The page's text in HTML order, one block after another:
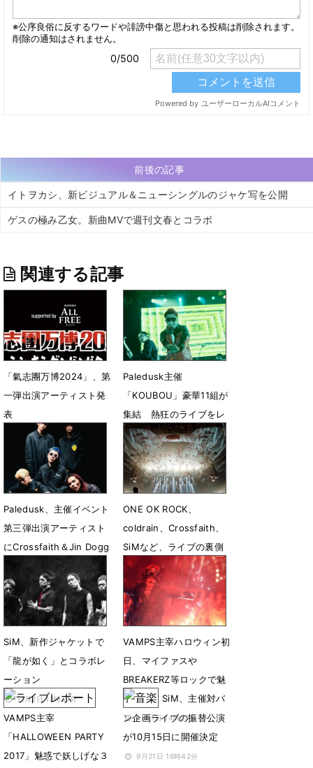
前後の記事
イトヲカシ、新ビジュアル＆ニューシングルのジャケ写を公開
ゲスの極み乙女。新曲MVで週刊文春とコラボ
関連する記事
「氣志團万博2024」、第
一弾出演アーティスト発
表
7月13日 07時00分
Paledusk主催
「KOUBOU」豪華11組が
集結 熱狂のライブをレ
ポート
11月7日 06時00分
Paledusk、主催イベント
第三弾出演アーティスト
にCrossfaith＆Jin Dogg
ONE OK ROCK、
coldrain、Crossfaith、
SiMなど、ライブの裏側
迫る写真集発売
6月19日 08時11分
SiM、新作ジャケットで
「龍が如く」とコラボレ
ーション
11月2日 12時31分
VAMPS主宰ハロウィン初
日、マイファスや
BREAKERZ等ロックで魅
了
11月1日 14時37分
VAMPS主宰
「HALLOWEEN PARTY
2017」魅惑で妖しげな３
SiM、主催対バ
ン企画ライブの振替公演
が10月15日に開催決定
9月21日 16時42分